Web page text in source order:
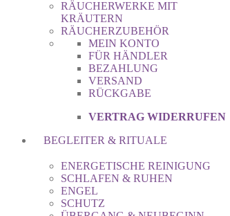
RÄUCHERWERKE MIT
KRÄUTERN
RÄUCHERZUBEHÖR
MEIN KONTO
FÜR HÄNDLER
BEZAHLUNG
VERSAND
RÜCKGABE
VERTRAG WIDERRUFEN
BEGLEITER & RITUALE
ENERGETISCHE REINIGUNG
SCHLAFEN & RUHEN
ENGEL
SCHUTZ